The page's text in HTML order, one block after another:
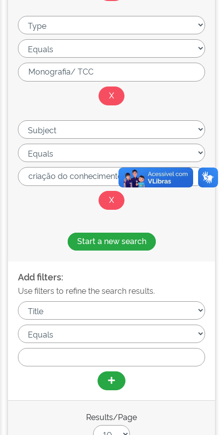
Start a new search
Add filters:
Use filters to refine the search results.
Results/Page